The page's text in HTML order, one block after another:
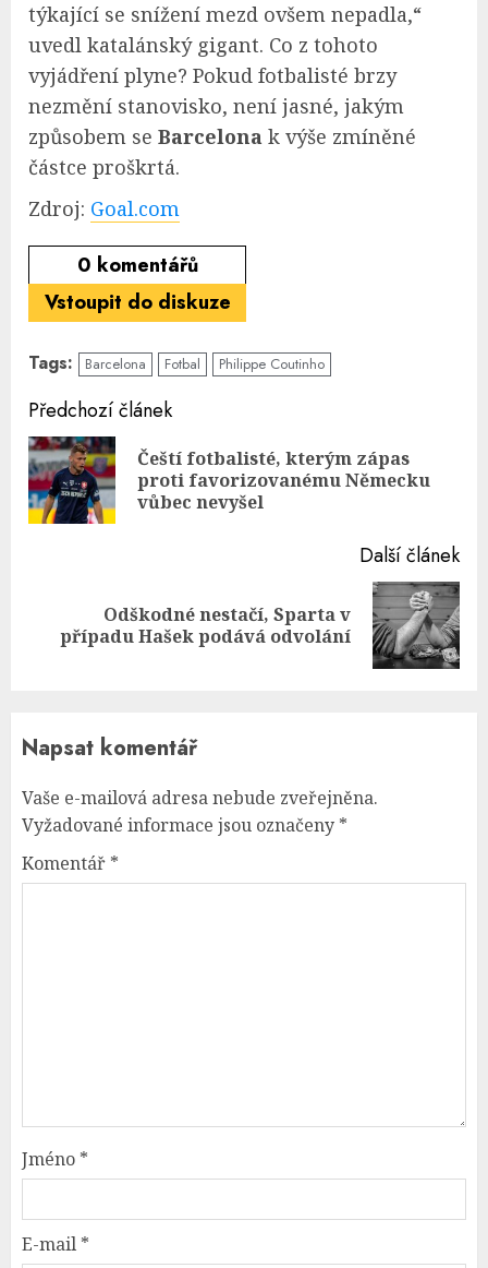
týkající se snížení mezd ovšem nepadla,“
uvedl katalánský gigant. Co z tohoto
vyjádření plyne? Pokud fotbalisté brzy
nezmění stanovisko, není jasné, jakým
způsobem se Barcelona k výše zmíněné
částce proškrtá.
Zdroj: Goal.com
0 komentářů
Vstoupit do diskuze
Tags: Barcelona Fotbal Philippe Coutinho
Continue
Reading
Předchozí článek
Čeští fotbalisté, kterým zápas
proti favorizovanému Německu
vůbec nevyšel
Další článek
post:
Odškodné nestačí, Sparta v
případu Hašek podává odvolání
Napsat komentář
Vaše e-mailová adresa nebude zveřejněna.
Vyžadované informace jsou označeny *
Komentář *
Jméno *
E-mail *